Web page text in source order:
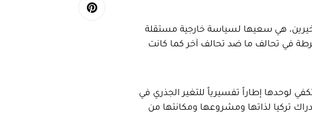
هي سعيها لسياسة خارجية مستقلة
في تحالف ما ضد تحالف آخر كما كانت
لوحدها إطاراً تفسيرياً للتغير الجذري في
تركيا لذاتها ومشروعها ومكانتها من